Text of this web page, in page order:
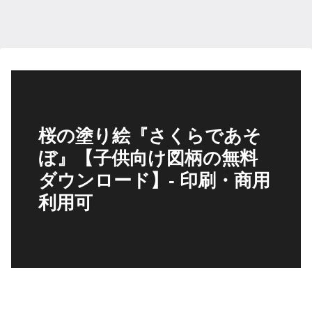
桜の塗り絵『さくらであそ
ぼ』【子供向け図柄の無料
ダウンロード】- 印刷・商用
利用可